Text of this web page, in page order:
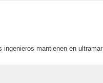
ingenieros mantienen en ultramar